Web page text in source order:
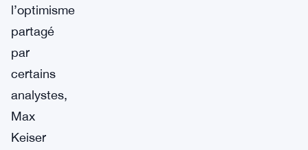
l’optimisme
partagé
par
certains
analystes,
Max
Keiser